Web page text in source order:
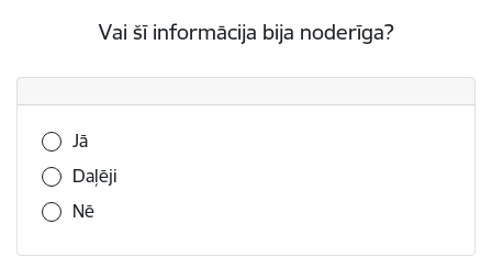
Vai šī informācija bija noderīga?
Vai šī informācija bija noderīga?
Jā
Daļēji
Nē